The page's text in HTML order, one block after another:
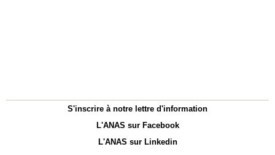
S'inscrire à notre lettre d'information
L'ANAS sur Facebook
L'ANAS sur Linkedin